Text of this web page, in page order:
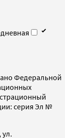
Федеральной
серия Эл №
ул.